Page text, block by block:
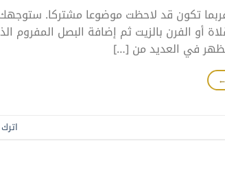
تكون قد لاحظت موضوعا مشتركا.
أو الفرن بالزيت ثم إضافة البصل المفروم
في العديد من […]
←